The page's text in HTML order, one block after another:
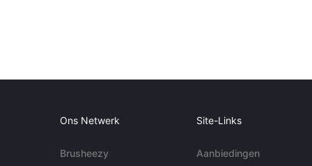
Ons Netwerk
Brusheezy
Site-Links
Aanbiedingen